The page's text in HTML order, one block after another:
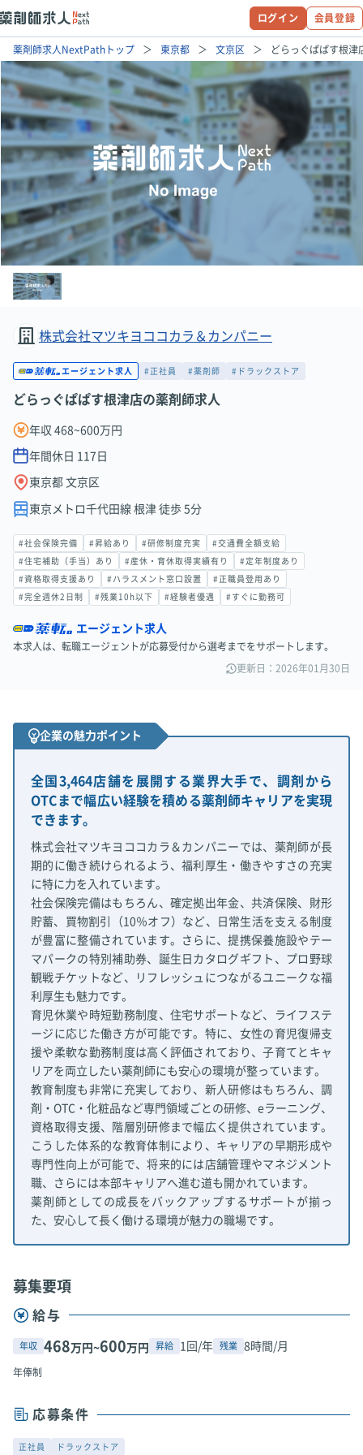
ログイン 会員登録
薬剤師求人NextPathトップ 東京都 文京区 どらっぐぱぱす根津
株式会社マツキヨココカラ＆カンパニー
エージェント求人 #正社員 #薬剤師 #ドラックストア
どらっぐぱぱす根津店の薬剤師求人
年収 468~600万円
年間休日 117 日
東京都 文京区
東京メトロ千代田線 根津 徒歩 5分
#社会保険完備 #昇給あり #研修制度充実 #交通費全額支給
#住宅補助（手当）あり #産休・育休取得実績有り #定年制度あり
#資格取得支援あり #ハラスメント窓口設置 #正職員登用あり
#完全週休2日制 #残業10h以下 #経験者優遇 #すぐに勤務可
エージェント求人
本求人は、転職エージェントが応募受付から選考までをサポートします。
更新日：2026年01月30日
企業の魅力ポイント
全国3,464店舗を展開する業界大手で、調剤から
OTCまで幅広い経験を積める薬剤師キャリアを実現
できます。
株式会社マツキヨココカラ＆カンパニーでは、薬剤師が長
期的に働き続けられるよう、福利厚生・働きやすさの充実
に特に力を入れています。
社会保険完備はもちろん、確定拠出年金、共済保険、財形
貯蓄、買物割引（10％オフ）など、日常生活を支える制度
が豊富に整備されています。さらに、提携保養施設やテー
マパークの特別補助券、誕生日カタログギフト、プロ野球
観戦チケットなど、リフレッシュにつながるユニークな福
利厚生も魅力です。
育児休業や時短勤務制度、住宅サポートなど、ライフステ
ージに応じた働き方が可能です。特に、女性の育児復帰支
援や柔軟な勤務制度は高く評価されており、子育てとキャ
リアを両立したい薬剤師にも安心の環境が整っています。
教育制度も非常に充実しており、新人研修はもちろん、調
剤・OTC・化粧品など専門領域ごとの研修、eラーニング、
資格取得支援、階層別研修まで幅広く提供されています。
こうした体系的な教育体制により、キャリアの早期形成や
専門性向上が可能で、将来的には店舗管理やマネジメント
職、さらには本部キャリアへ進む道も開かれています。
薬剤師としての成長をバックアップするサポートが揃っ
た、安心して長く働ける環境が魅力の職場です。
募集要項
給与
年収 468万円~600万円 昇給 1回/年 残業 8時間/月
年俸制
応募条件
正社員 ドラックストア